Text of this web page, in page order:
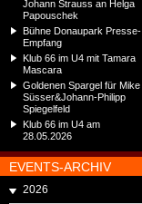
Johann Strauss an Helga
Papouschek
Bühne Donaupark Presse-
Empfang
Klub 66 im U4 mit Tamara
Mascara
Goldenen Spargel für Mike
Süsser&Johann-Philipp
Spiegelfeld
Klub 66 im U4 am
28.05.2026
EVENTS-ARCHIV
2026